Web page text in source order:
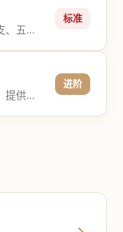
深度还原传统术数排盘与古籍断语，保留干支、五行与神煞等专业术语，适合追求严谨考证与具备易学基础的用户。
标准
在专业排盘基础上融合大模型多维交叉验证，提供更详尽的流年推演、应期运筹、象意深度剖析，以及全方位的运筹决策指导。
进阶